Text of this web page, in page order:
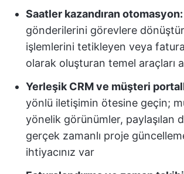
Saatler kazandıran otomasyon:
gönderilerini görevlere
işlemlerini tetikleyen veya
olarak oluşturan temel araçları
Yerleşik CRM ve müşteri
yönlü iletişimin ötesine geçin;
yönelik görünümler, paylaşılan
gerçek zamanlı proje
ihtiyacınız var